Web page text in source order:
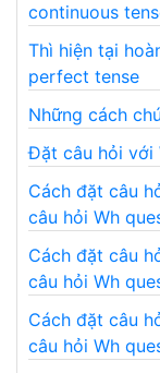
continuous
Thì hiện tại
perfect tense
Những cách
Đặt câu hỏi với
Cách đặt câu
câu hỏi Wh
Cách đặt câu
câu hỏi Wh
Cách đặt câu
câu hỏi Wh